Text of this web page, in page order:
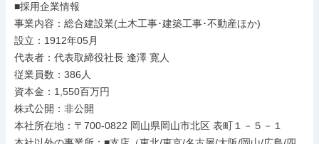
■採用企業情報
事業内容：総合建設業(土木工事･建築工事･不動産ほか)
設立：1912年05月
代表者：代表取締役社長 逢澤 寛人
従業員数：386人
資本金：1,550百万円
株式公開：非公開
本社所在地：〒700-0822 岡山県岡山市北区 表町１－５－１